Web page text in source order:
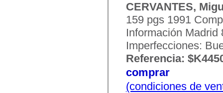
CERVANTES,
159 pgs 1991
Información Madrid
Imperfecciones:
Referencia:
comprar
(condiciones de